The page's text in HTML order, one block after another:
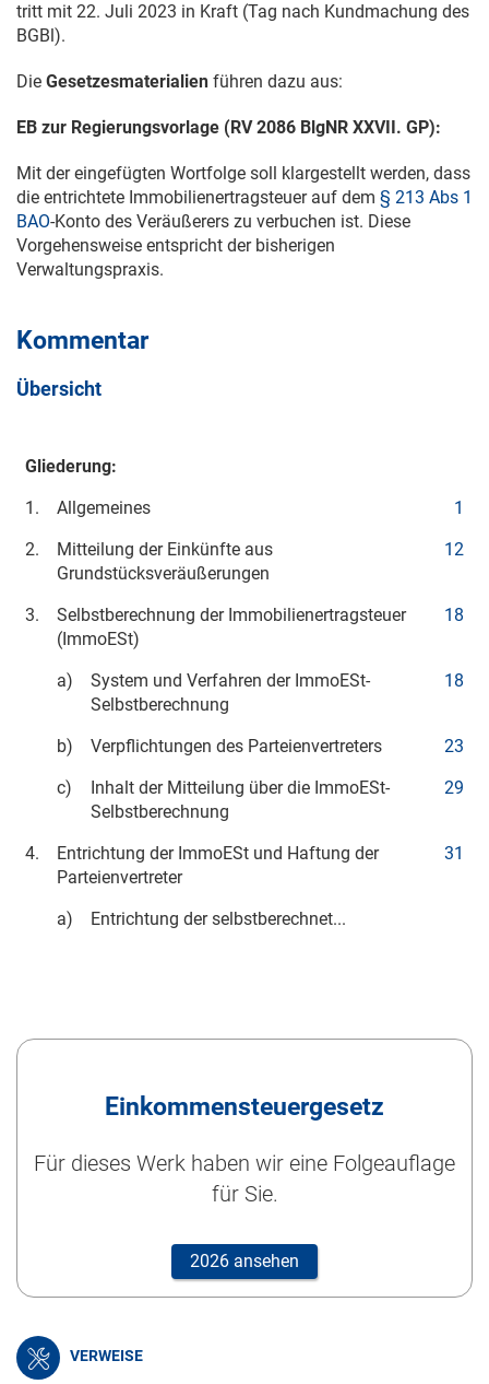
tritt mit 22. Juli 2023 in Kraft (Tag nach Kundmachung des
BGBl).
Die Gesetzesmaterialien führen dazu aus:
EB zur Regierungsvorlage (RV 2086 BlgNR XXVII. GP):
Mit der eingefügten Wortfolge soll klargestellt werden, dass
die entrichtete Immobilienertragsteuer auf dem § 213 Abs 1
BAO-Konto des Veräußerers zu verbuchen ist. Diese
Vorgehensweise entspricht der bisherigen
Verwaltungspraxis.
Kommentar
Übersicht
Gliederung:
1.
Allgemeines
1
2.
Mitteilung der Einkünfte aus
Grundstücksveräußerungen
12
3.
Selbstberechnung der Immobilienertragsteuer
(ImmoESt)
18
a)
System und Verfahren der ImmoESt-
Selbstberechnung
18
b) Verpflichtungen des Parteienvertreters
23
c)
Inhalt der Mitteilung über die ImmoESt-
Selbstberechnung
29
4.
Entrichtung der ImmoESt und Haftung der
Parteienvertreter
31
a) Entrichtung der selbstberechnet...
Einkommensteuergesetz
Für dieses Werk haben wir eine Folgeauflage
für Sie.
2026 ansehen
VERWEISE